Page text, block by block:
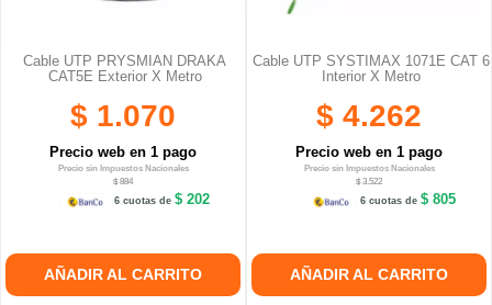
Cable UTP PRYSMIAN DRAKA
CAT5E Exterior X Metro
$ 1.070
Precio web en 1 pago
Precio sin Impuestos Nacionales
$ 884
6 cuotas de$ 202
AÑADIR AL CARRITO
Cable UTP SYSTIMAX 1071E CAT 6
Interior X Metro
$ 4.262
Precio web en 1 pago
Precio sin Impuestos Nacionales
$ 3.522
6 cuotas de$ 805
AÑADIR AL CARRITO